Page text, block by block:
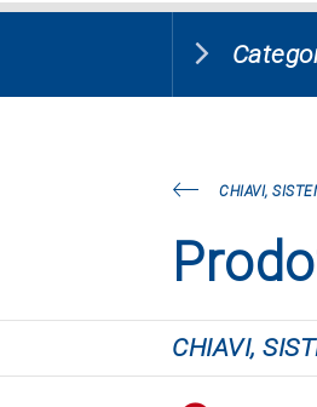
CHIAVI,
CHIAVI,